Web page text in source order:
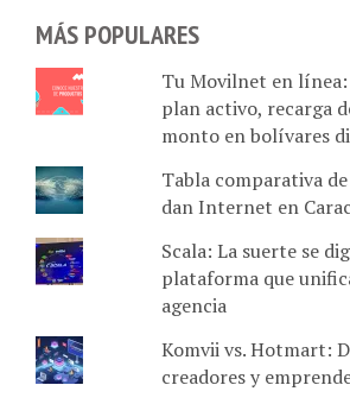
MÁS POPULARES
Tu Movilnet en línea:
plan activo, recarga
monto en bolívares
Tabla comparativa
dan Internet en
Scala: La suerte se
plataforma que
agencia
Komvii vs. Hotmart:
creadores y